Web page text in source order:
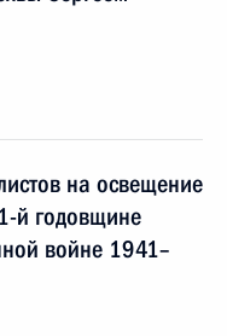
на освещение
й годовщине
войне 1941–